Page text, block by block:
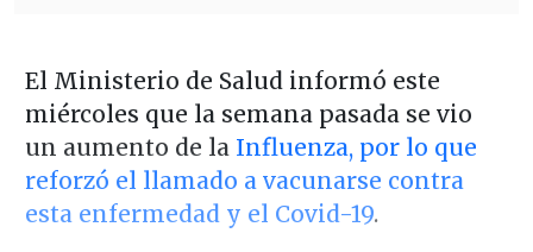
El Ministerio de Salud informó este
miércoles que la semana pasada se vio
un aumento de la Influenza, por lo que
reforzó el llamado a vacunarse contra
esta enfermedad y el Covid-19.